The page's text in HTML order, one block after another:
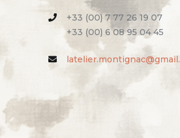
+33 (00) 7 77 26 19 07
+33 (00) 6 08 95 04 45